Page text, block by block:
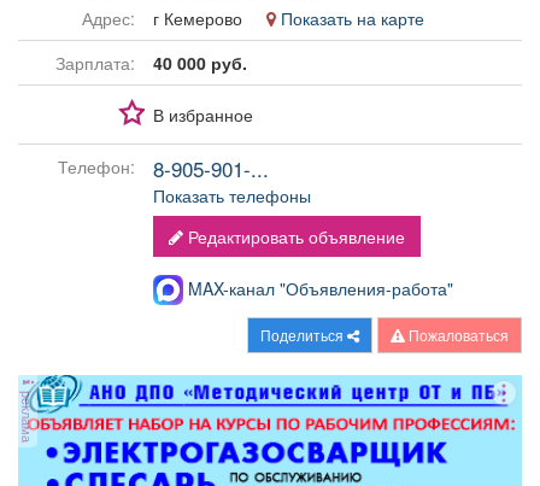
ТВ программа Я - пенсионер
Адрес:
г Кемерово
Показать на карте
Зарплата:
40 000 руб.
В избранное
Телефон: 8-905-901-...
Показать телефоны
Редактировать объявление
MAX-канал "Объявления-работа"
Поделиться Пожаловаться
реклама